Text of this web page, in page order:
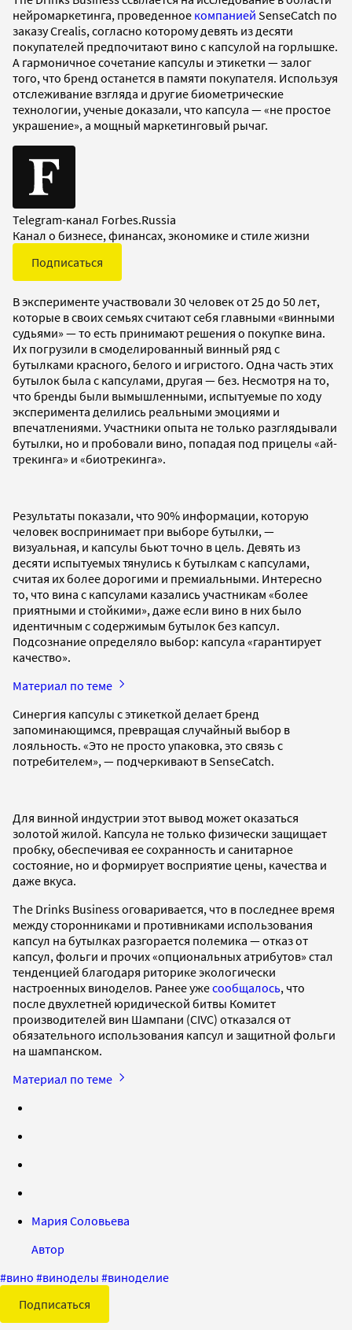
нейромаркетинга, проведенное компанией SenseCatch по
заказу Crealis, согласно которому девять из десяти
покупателей предпочитают вино с капсулой на горлышке.
А гармоничное сочетание капсулы и этикетки — залог
того, что бренд останется в памяти покупателя. Используя
отслеживание взгляда и другие биометрические
технологии, ученые доказали, что капсула — «не простое
украшение», а мощный маркетинговый рычаг.
Telegram-канал Forbes.Russia
Канал о бизнесе, финансах, экономике и стиле жизни
Подписаться
В эксперименте участвовали 30 человек от 25 до 50 лет,
которые в своих семьях считают себя главными «винными
судьями» — то есть принимают решения о покупке вина.
Их погрузили в смоделированный винный ряд с
бутылками красного, белого и игристого. Одна часть этих
бутылок была с капсулами, другая — без. Несмотря на то,
что бренды были вымышленными, испытуемые по ходу
эксперимента делились реальными эмоциями и
впечатлениями. Участники опыта не только разглядывали
бутылки, но и пробовали вино, попадая под прицелы «ай-
трекинга» и «биотрекинга».
Результаты показали, что 90% информации, которую
человек воспринимает при выборе бутылки, —
визуальная, и капсулы бьют точно в цель. Девять из
десяти испытуемых тянулись к бутылкам с капсулами,
считая их более дорогими и премиальными. Интересно
то, что вина с капсулами казались участникам «более
приятными и стойкими», даже если вино в них было
идентичным с содержимым бутылок без капсул.
Подсознание определяло выбор: капсула «гарантирует
качество».
Материал по теме
Синергия капсулы с этикеткой делает бренд
запоминающимся, превращая случайный выбор в
лояльность. «Это не просто упаковка, это связь с
потребителем», — подчеркивают в SenseCatch.
Для винной индустрии этот вывод может оказаться
золотой жилой. Капсула не только физически защищает
пробку, обеспечивая ее сохранность и санитарное
состояние, но и формирует восприятие цены, качества и
даже вкуса.
The Drinks Business оговаривается, что в последнее время
между сторонниками и противниками использования
капсул на бутылках разгорается полемика — отказ от
капсул, фольги и прочих «опциональных атрибутов» стал
тенденцией благодаря риторике экологически
настроенных виноделов. Ранее ужесообщалось, что
после двухлетней юридической битвы Комитет
производителей вин Шампани (CIVC) отказался от
обязательного использования капсул и защитной фольги
на шампанском.
Материал по теме
Мария Соловьева
Автор
#вино #виноделы #виноделие
Подписаться